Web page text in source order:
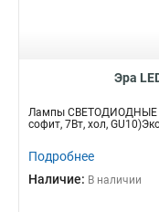
Эра
Лампы СВЕТОДИОДНЫЕ
софит, 7Вт, хол,
Подробнее
Наличие: В наличии